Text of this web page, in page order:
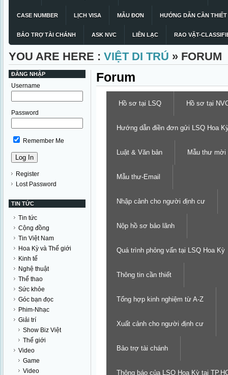
CASE NUMBER LỊCH VISA MẪU ĐƠN HƯỚNG DẪN CẦN THIẾT
BẢO TRỢ TÀI CHÁNH ASK NVC LIÊN LẠC RAO VẶT-
YOU ARE HERE : VIỆT DI TRÚ » FORUM
ĐĂNG NHẬP
Username
Password
Remember Me
Register
Lost Password
TIN TỨC
Tin tức
Cộng đồng
Tin Việt Nam
Hoa Kỳ và Thế giới
Kinh tế
Nghệ thuật
Thể thao
Sức khỏe
Góc bạn đọc
Phim-Nhạc
Giải trí
Show Biz Việt
Thế giới
Video
Game
Video
Forum
Hồ sơ tại LSQ Hồ sơ tại
Hướng dẫn điền đơn gửi LSQ Hoa
Luật & Văn bản Mẫu thư mời
Mẫu thư-Email
Nhập cảnh cho người định cư
Nộp hồ sơ bảo lãnh
Quá trình phỏng vấn tại LSQ Hoa Kỳ
Thông tin cần thiết
Tổng hợp kinh nghiệm từ A-Z
Xuất cảnh cho người định cư
Bảo trợ tài chánh
Thông báo của LSQ Hoa Kỳ tại